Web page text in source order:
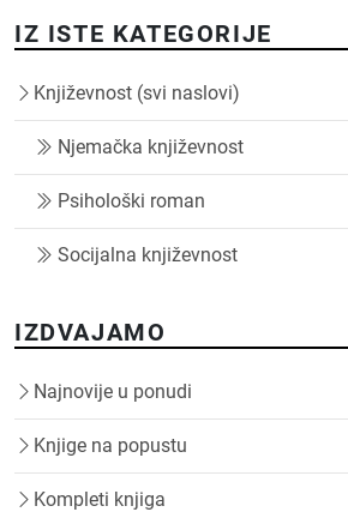
IZ ISTE KATEGORIJE
Književnost (svi naslovi)
Njemačka književnost
Psihološki roman
Socijalna književnost
IZDVAJAMO
Najnovije u ponudi
Knjige na popustu
Kompleti knjiga